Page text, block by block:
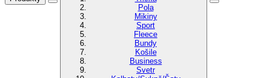
Pola
Mikiny
Sport
Fleece
Bundy
Košile
Business
Svetr